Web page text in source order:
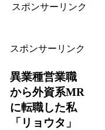
スポンサーリンク
スポンサーリンク
異業種営業職
から外資系MR
に転職した私
「リョウタ」